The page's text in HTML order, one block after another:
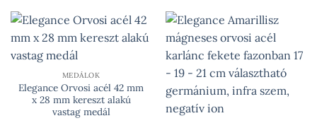
MEDÁLOK
Elegance Orvosi acél 42 mm
x 28 mm kereszt alakú
vastag medál